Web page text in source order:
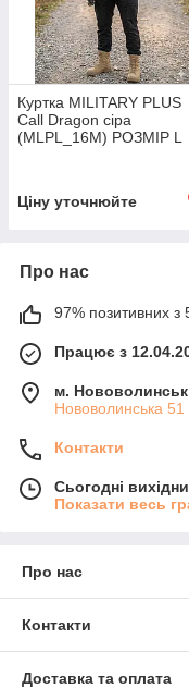
Куртка MILITARY PLUS
Call Dragon сіра
(MLPL_16M) РОЗМІР L
Ціну уточнюйте
Про нас
97% позитивних з
Працює з
м. Нововолинськ
Нововолинська 51
Контакти
Сьогодні
Показати весь
Про нас
Контакти
Доставка та оплата